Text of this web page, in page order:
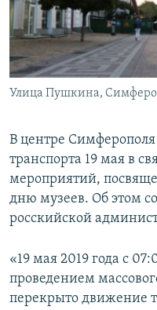
ПОБЕДИТЕЛЕЙ НЕ СУДЯТ?
КРЫМ.НЕПОКОРЕННЫЙ
ELIFBE
УКРАИНСКАЯ ПРОБЛЕМА
ПРИСОЕДИНЯЙТЕСЬ!
Улица Пушкина,
В центре
транспорта 19 мая в
мероприятий,
дню музеев. Об этом
росскийской
«19 мая 2019 года с
проведением
перекрыто движение